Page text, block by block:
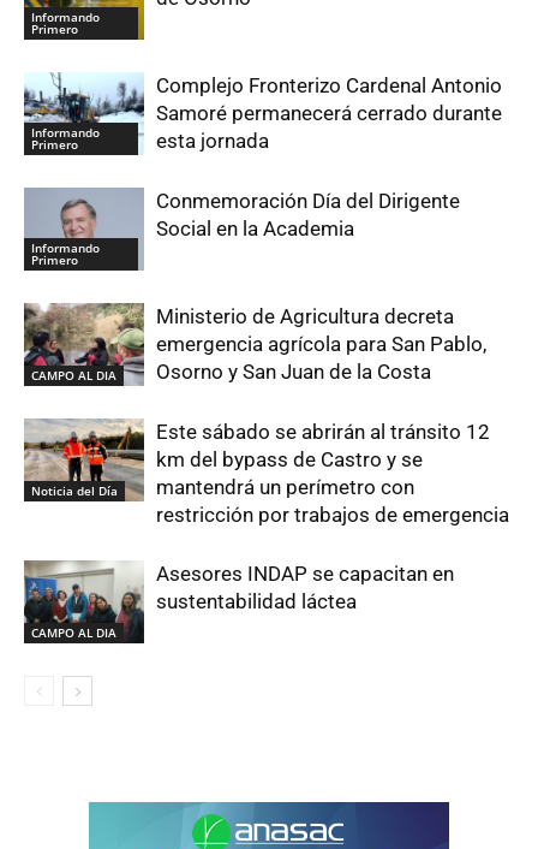
Informando
Primero
Informando
Primero
Complejo Fronterizo Cardenal Antonio
Samoré permanecerá cerrado durante
esta jornada
Informando
Primero
Conmemoración Día del Dirigente
Social en la Academia
CAMPO AL DIA
Ministerio de Agricultura decreta
emergencia agrícola para San Pablo,
Osorno y San Juan de la Costa
Noticia del Día
Este sábado se abrirán al tránsito 12
km del bypass de Castro y se
mantendrá un perímetro con
restricción por trabajos de emergencia
CAMPO AL DIA
Asesores INDAP se capacitan en
sustentabilidad láctea